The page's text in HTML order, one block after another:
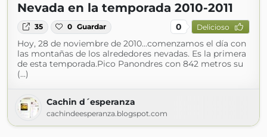
Nevada en la temporada 2010-2011
35 0 Guardar 0 Delicioso
Hoy, 28 de noviembre de 2010...comenzamos el día con
las montañas de los alrededores nevadas. Es la primera
de esta temporada.Pico Panondres con 842 metros su
(...)
Cachin d´esperanza
cachindeesperanza.blogspot.com